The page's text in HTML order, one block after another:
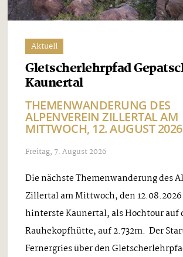
Aktuell
Gletscherlehrpfad
Kaunertal
THEMENWANDERUNG DES
ALPENVEREIN ZILLERTAL AM
MITTWOCH, 12. AUGUST 2026
Freitag, 7. August 2026
Die nächste Themenwanderung des
Zillertal am Mittwoch, den
hinterste Kaunertal, als Hochtour auf
Rauhekopfhütte, auf 2.732m. Der
Fernergries über den